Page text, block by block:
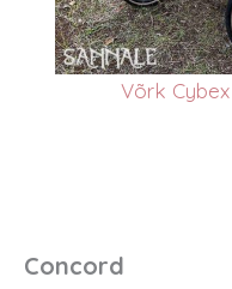
Võrk
Concord